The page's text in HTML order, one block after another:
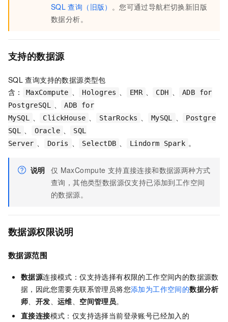
SQL 查询（旧版） 。您可通过导航栏切换新旧版
数据分析。
支持的数据源
SQL 查询支持的数据源类型包
含：
MaxCompute 、 Hologres 、 EMR 、 CDH 、
ADB for
PostgreSQL
、
ADB for
MySQL
、 ClickHouse 、 StarRocks 、 MySQL 、
Postgre
SQL
、 Oracle 、
SQL
Server 、 Doris 、 SelectDB 、 Lindorm Spark 。
说明 仅 MaxCompute 支持直接连接和数据源两种方式
查询，其他类型数据源仅支持已添加到工作空间
的数据源。
数据源权限说明
数据源范围
数据源连接模式：仅支持选择有权限的工作空间内的数据源数
据，因此您需要先联系管理员将您添加为工作空间的数据分析
师、 开发、运维、 空间管理员。
直接连接模式：仅支持选择当前登录账号已经加入的